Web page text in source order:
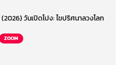
วันเปิดโปง: ไขปริศนาลวงโลก
ZOOM